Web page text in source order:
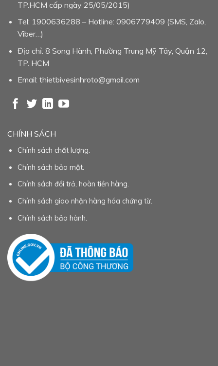
TP.HCM cấp ngày 25/05/2015)
Tel: 1900636288 – Hotline: 0906779409 (SMS, Zalo,
Viber…)
Địa chỉ: 8 Song Hành, Phường Trung Mỹ Tây, Quận 12,
TP. HCM
Email: thietbivesinhroto@gmail.com
CHÍNH SÁCH
Chính sách chất lượng.
Chính sách bảo mật.
Chính sách đổi trả, hoàn tiền hàng.
Chính sách giao nhận hàng hóa chứng từ.
Chính sách bảo hành.